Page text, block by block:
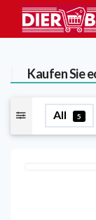
Kaufen Sie
All 5